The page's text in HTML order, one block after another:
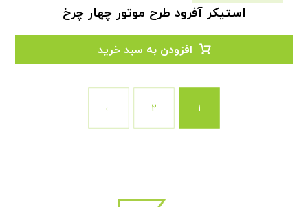
استیکر آفرود طرح موتور چهار چرخ
افزودن به سبد خرید
۱ ۲ ←